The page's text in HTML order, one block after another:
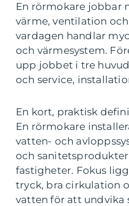
En rörmokare jobbar
värme, ventilation
vardagen handlar
och värmesystem.
upp jobbet i tre
och service,
En kort, praktisk
En rörmokare
vatten- och
och
fastigheter. Fokus
tryck, bra cirkulation
vatten för att undvika